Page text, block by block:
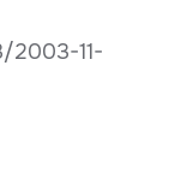
2003-11-